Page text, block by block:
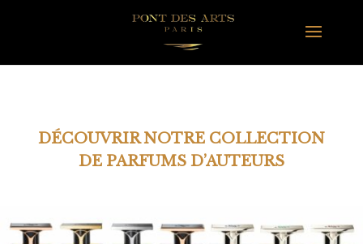
DÉCOUVRIR NOTRE COLLECTION
DE PARFUMS D’AUTEURS